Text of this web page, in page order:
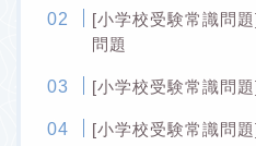
[小学校受験常識問
問題
[小学校受験常識問
[小学校受験常識問